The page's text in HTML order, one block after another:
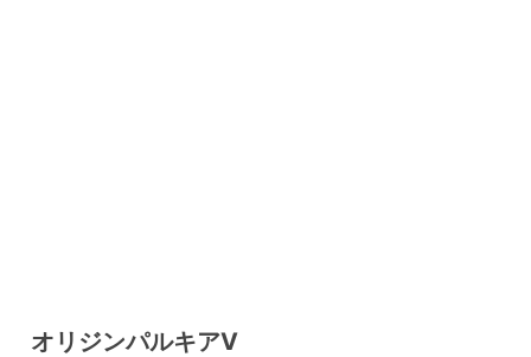
オリジンパルキアV